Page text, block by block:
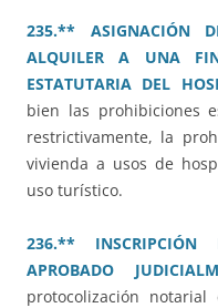
235.** ASIGNACIÓN
ALQUILER A UNA
ESTATUTARIA DEL
bien las prohibiciones
restrictivamente, la
vivienda a usos de
uso turístico.
236.** INSCRIPCIÓN
APROBADO
protocolización